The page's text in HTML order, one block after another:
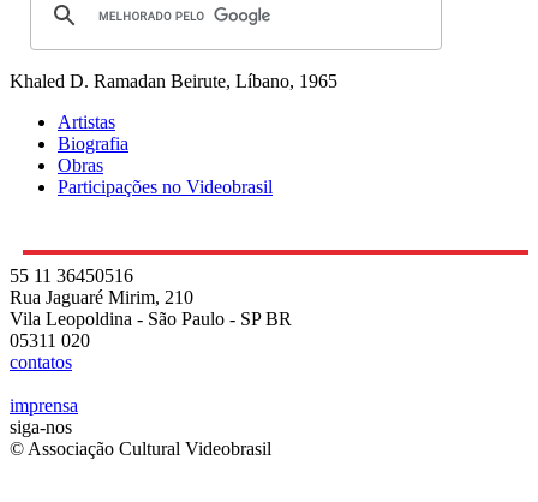
Khaled D. Ramadan Beirute, Líbano, 1965
Artistas
Biografia
Obras
Participações no Videobrasil
55 11 36450516
Rua Jaguaré Mirim, 210
Vila Leopoldina - São Paulo - SP BR
05311 020
contatos
imprensa
siga-nos
© Associação Cultural Videobrasil